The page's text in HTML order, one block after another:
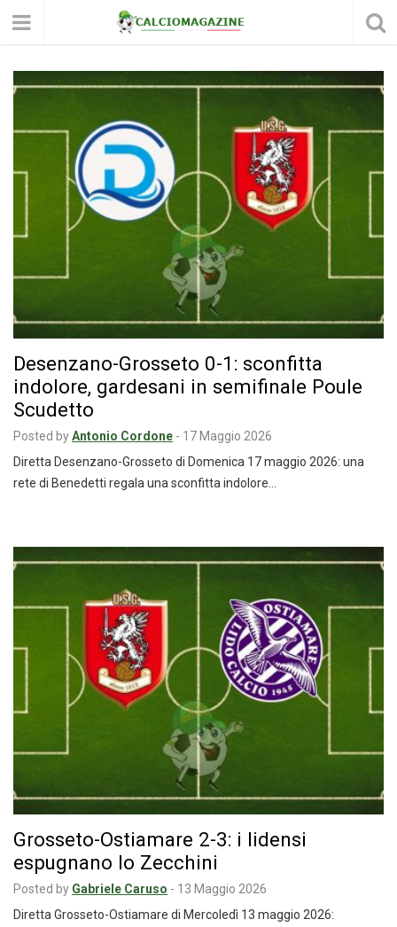
Desenzano-Grosseto 0-1: sconfitta
indolore, gardesani in semifinale Poule
Scudetto
Posted byAntonio Cordone - 17 Maggio 2026
Diretta Desenzano-Grosseto di Domenica 17 maggio 2026: una
rete di Benedetti regala una sconfitta indolore…
Grosseto-Ostiamare 2-3: i lidensi
espugnano lo Zecchini
Posted by Gabriele Caruso - 13 Maggio 2026
Diretta Grosseto-Ostiamare di Mercoledì 13 maggio 2026: